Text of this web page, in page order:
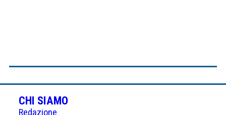
CHI SIAMO
Redazione